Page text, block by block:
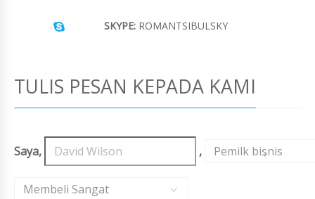
SKYPE: ROMANTSIBULSKY
TULIS PESAN KEPADA KAMI
Saya, , Pemilk bisnis
,
Membeli Sangat